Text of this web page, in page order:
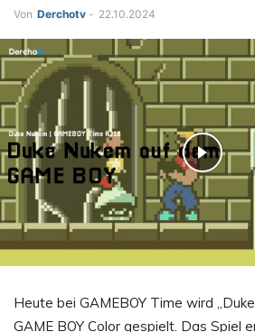
Von Derchotv - 22.10.2024
Heute bei GAMEBOY Time wird
GAME BOY Color gespielt. Das Spiel